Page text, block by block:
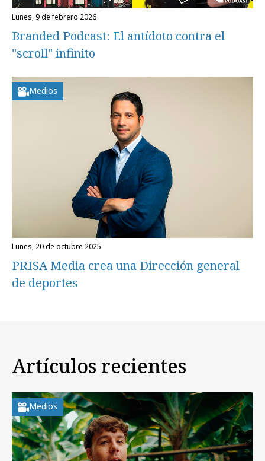
lunes, 9 de febrero 2026
Branded Podcast: El antídoto contra el
"scroll" infinito
Medios
lunes, 20 de octubre 2025
PRISA Media crea una Dirección general
de deportes
Artículos recientes
Medios